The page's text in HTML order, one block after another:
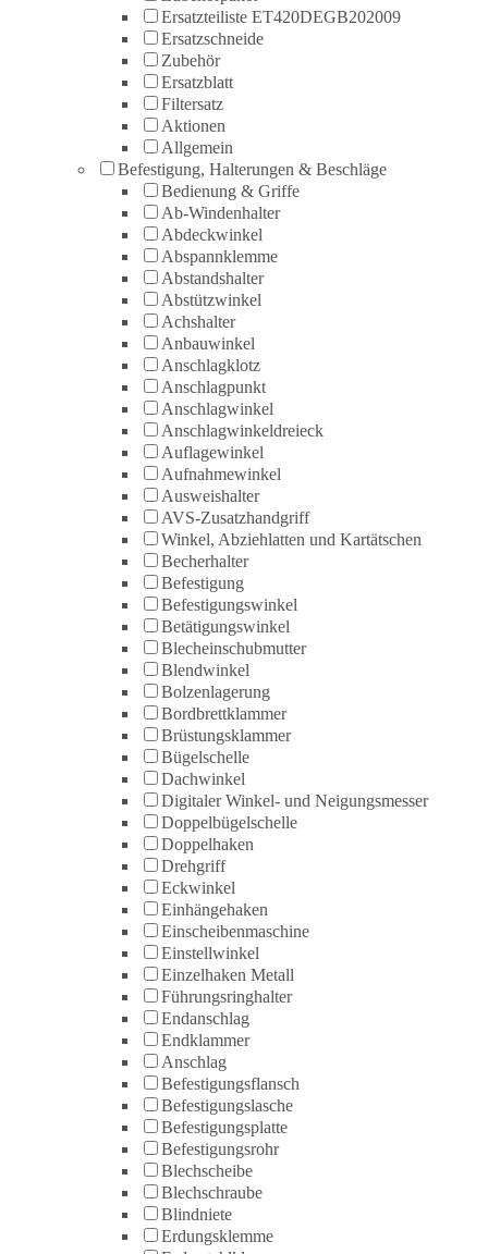
Ersatzteiliste ET420DEGB202009
Ersatzschneide
Zubehör
Ersatzblatt
Filtersatz
Aktionen
Allgemein
Befestigung, Halterungen & Beschläge
Bedienung & Griffe
Ab-Windenhalter
Abdeckwinkel
Abspannklemme
Abstandshalter
Abstützwinkel
Achshalter
Anbauwinkel
Anschlagklotz
Anschlagpunkt
Anschlagwinkel
Anschlagwinkeldreieck
Auflagewinkel
Aufnahmewinkel
Ausweishalter
AVS-Zusatzhandgriff
Winkel, Abziehlatten und Kartätschen
Becherhalter
Befestigung
Befestigungswinkel
Betätigungswinkel
Blecheinschubmutter
Blendwinkel
Bolzenlagerung
Bordbrettklammer
Brüstungsklammer
Bügelschelle
Dachwinkel
Digitaler Winkel- und Neigungsmesser
Doppelbügelschelle
Doppelhaken
Drehgriff
Eckwinkel
Einhängehaken
Einscheibenmaschine
Einstellwinkel
Einzelhaken Metall
Führungsringhalter
Endanschlag
Endklammer
Anschlag
Befestigungsflansch
Befestigungslasche
Befestigungsplatte
Befestigungsrohr
Blechscheibe
Blechschraube
Blindniete
Erdungsklemme